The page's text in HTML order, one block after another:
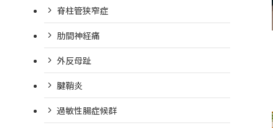
脊柱管狭窄症
肋間神経痛
外反母趾
腱鞘炎
過敏性腸症候群